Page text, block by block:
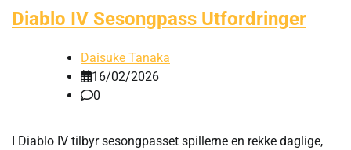
Diablo IV Sesongpass Utfordringer
Daisuke Tanaka
16/02/2026
0
I Diablo IV tilbyr sesongpasset spillerne en rekke daglige,